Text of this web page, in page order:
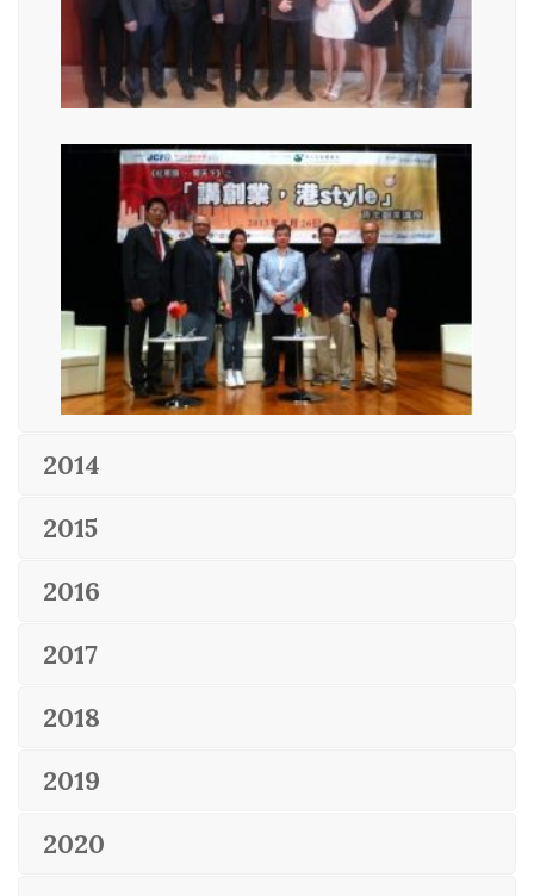
2014
2015
2016
2017
2018
2019
2020